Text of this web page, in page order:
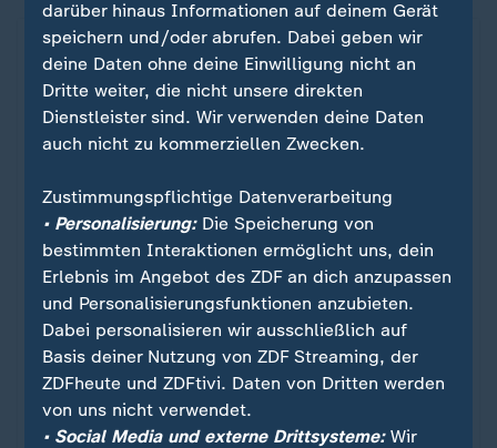
Gavin Newsom auf X
Ein Klick für den Datenschutz
Erst wenn Sie hier klicken, werden Bilder und
andere Daten von X nachgeladen. Ihre IP-
Adresse wird dabei an externe Server von X
übertragen. Über den Datenschutz dieses
Social Media-Anbieters können Sie sich auf
der Seite von X informieren. Um Ihre künftigen
Besuche zu erleichtern, speichern wir Ihre
Zustimmung in den Datenschutzeinstellungen
Ihre Zustimmung können Sie im Bereich
„Meine News“ jederzeit widerrufen.
darüber hinaus Informationen auf deinem Gerät
speichern und/oder abrufen. Dabei geben wir
deine Daten ohne deine Einwilligung nicht an
Dritte weiter, die nicht unsere direkten
Dienstleister sind. Wir verwenden deine Daten
auch nicht zu kommerziellen Zwecken.
Zustimmungspflichtige Datenverarbeitung
• Personalisierung:Die Speicherung von
bestimmten Interaktionen ermöglicht uns, dein
Erlebnis im Angebot des ZDF an dich anzupassen
und Personalisierungsfunktionen anzubieten.
Dabei personalisieren wir ausschließlich auf
Basis deiner Nutzung von ZDF Streaming, der
ZDFheute und ZDFtivi. Daten von Dritten werden
von uns nicht verwendet.
• Social Media und externe Drittsysteme:Wir